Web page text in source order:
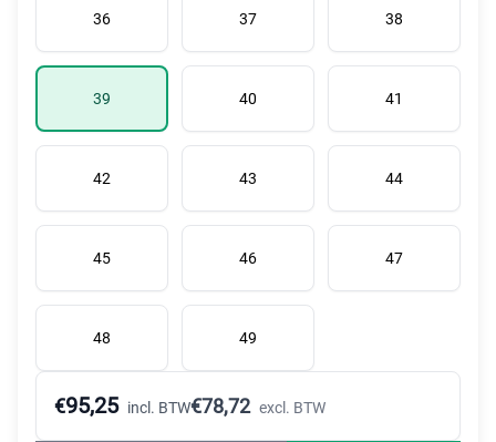
36 37 38
39 40 41
42 43 44
45 46 47
48 49
€95,25 incl. BTW€78,72 excl. BTW